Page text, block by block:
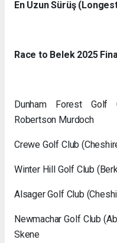
En Uzun Sürüş
Race to Belek 2025
Dunham Forest Golf
Robertson Murdoch
Crewe Golf Club
Winter Hill Golf Club
Alsager Golf Club
Newmachar Golf Club
Skene